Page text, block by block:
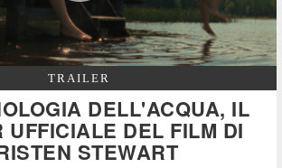
TRAILER
DELL'ACQUA, IL
UFFICIALE DEL FILM DI
STEWART